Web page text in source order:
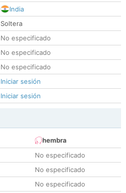
India
Soltera
No especificado
No especificado
No especificado
Iniciar sesión
Iniciar sesión
hembra
No especificado
No especificado
No especificado